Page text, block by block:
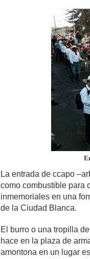
La entrada de ccapo
como combustible para
inmemoriales en una
de la Ciudad Blanca.
El burro o una tropilla
hace en la plaza de
amontona en un lugar